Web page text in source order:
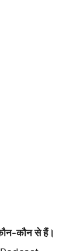
कौन से हैं।